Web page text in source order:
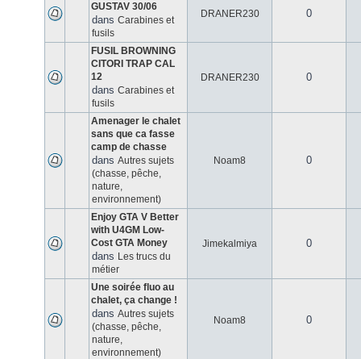
GUSTAV 30/06
dans Carabines et
fusils
DRANER230 0
FUSIL BROWNING
CITORI TRAP CAL
12
dans Carabines et
fusils
DRANER230 0
Amenager le chalet
sans que ca fasse
camp de chasse
dans Autres sujets
(chasse, pêche,
nature,
environnement)
Noam8 0
Enjoy GTA V Better
with U4GM Low-
Cost GTA Money
dans Les trucs du
métier
Jimekalmiya 0
Une soirée fluo au
chalet, ça change !
dans Autres sujets
(chasse, pêche,
nature,
environnement)
Noam8 0